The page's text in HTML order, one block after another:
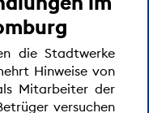
die Stadtwerke
Hinweise von
Mitarbeiter der
versuchen
uns unter